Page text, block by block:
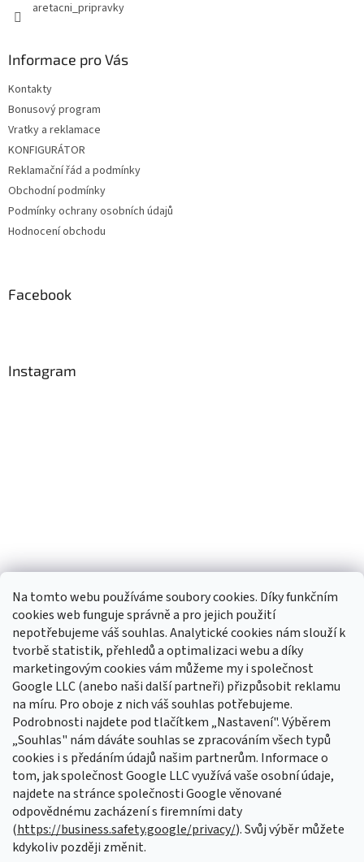
Na tomto webu používáme soubory cookies. Díky funkčním
cookies web funguje správně a pro jejich použití
nepotřebujeme váš souhlas. Analytické cookies nám slouží k
tvorbě statistik, přehledů a optimalizaci webu a díky
marketingovým cookies vám můžeme my i společnost
Google LLC (anebo naši další partneři) přizpůsobit reklamu
na míru. Pro oboje z nich váš souhlas potřebujeme.
Podrobnosti najdete pod tlačítkem „Nastavení". Výběrem
„Souhlas" nám dáváte souhlas se zpracováním všech typů
cookies i s předáním údajů našim partnerům. Informace o
tom, jak společnost Google LLC využívá vaše osobní údaje,
najdete na stránce společnosti Google věnované
odpovědnému zacházení s firemními daty
(https://business.safety.google/privacy/). Svůj výběr můžete
kdykoliv později změnit.
aretacni_pripravky
Informace pro Vás
Kontakty
Bonusový program
Vratky a reklamace
KONFIGURÁTOR
Reklamační řád a podmínky
Obchodní podmínky
Podmínky ochrany osobních údajů
Hodnocení obchodu
Facebook
Instagram
Sledovat na Instagramu
Odebírat newsletter
Vložte svůj e-mail a my vám budeme zasílat informace o nových
produktech na našem e-shopu.
E-mail
Vložením e-mailu souhlasíte s podmínkami ochrany osobních údajů